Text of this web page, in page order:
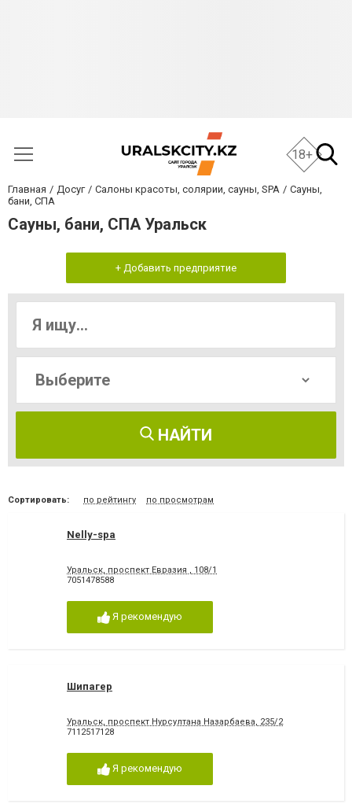
18+
Главная Досуг Салоны красоты, солярии, сауны, SPA
Сауны,
бани, СПА
Сауны, бани, СПА Уральск
+ Добавить предприятие
НАЙТИ
Сортировать: по рейтингу по просмотрам
Nelly-spa
Уральск, проспект Евразия , 108/1
7051478588
Я рекомендую
Шипагер
Уральск, проспект Нурсултана Назарбаева, 235/2
7112517128
Я рекомендую